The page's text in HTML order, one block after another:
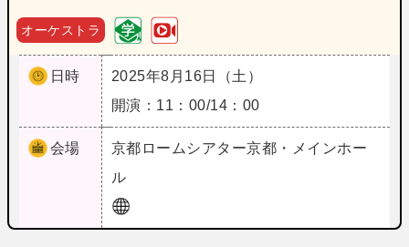
オーケストラ
日時
2025年8月16日（土）
開演：11：00/14：00
会場 京都 ロームシアター京都・メインホー
ル